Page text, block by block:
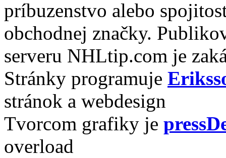
príbuzenstvo alebo
obchodnej značky.
serveru NHLtip.com je
Stránky programuje
stránok a webdesign
Tvorcom grafiky je
overload